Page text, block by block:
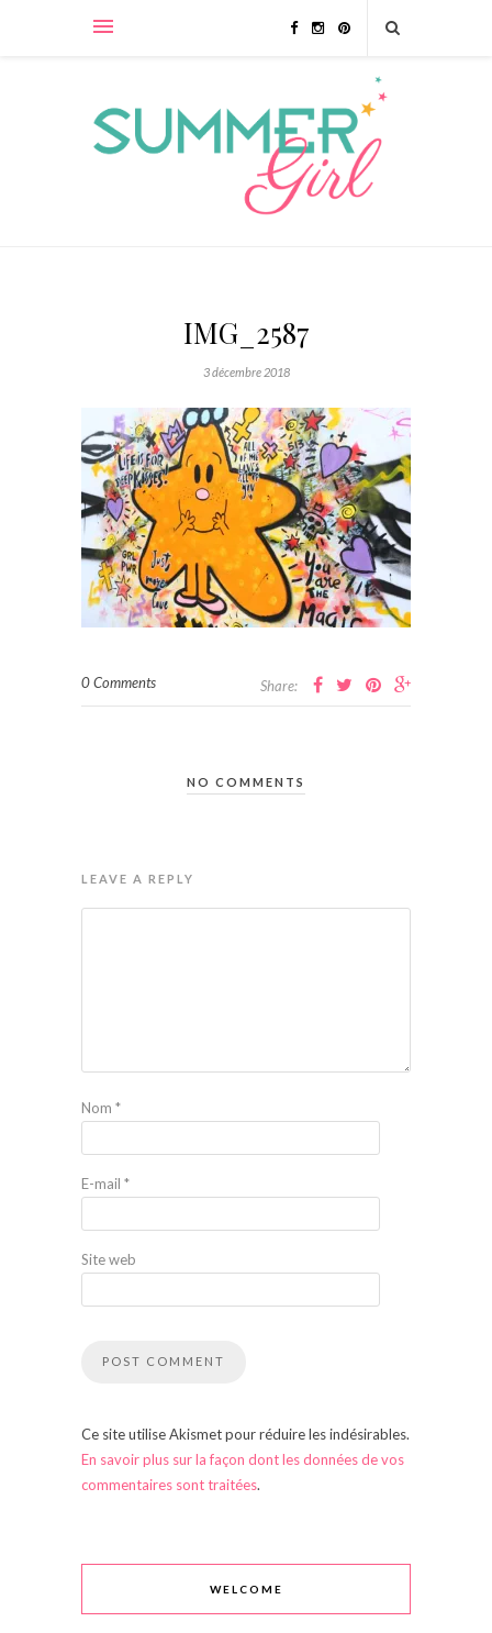
IMG_2587
3 décembre 2018
0 Comments Share:
NO COMMENTS
LEAVE A REPLY
Nom *
E-mail *
Site web
Ce site utilise Akismet pour réduire les indésirables.
En savoir plus sur la façon dont les données de vos
commentaires sont traitées.
WELCOME